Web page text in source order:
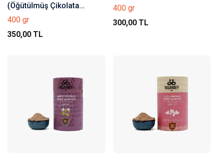
(Öğütülmüş Çikolata
Parçacıklı)
400 gr
350,00 TL
400 gr
300,00 TL